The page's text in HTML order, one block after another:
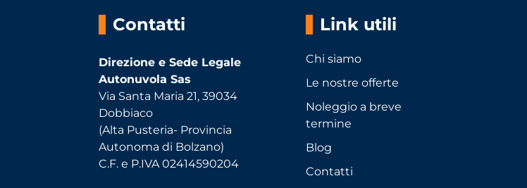
Contatti
Direzione e Sede Legale
Autonuvola Sas
Via Santa Maria 21, 39034
Dobbiaco
(Alta Pusteria- Provincia
Autonoma di Bolzano)
C.F. e P.IVA 02414590204
Link utili
Chi siamo
Le nostre offerte
Noleggio a breve
termine
Blog
Contatti